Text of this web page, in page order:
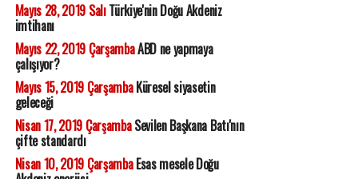
Mayıs 28, 2019 SalıTürkiye'nin Doğu Akdeniz
imtihanı
Mayıs 22, 2019 ÇarşambaABD ne yapmaya
çalışıyor?
Mayıs 15, 2019 ÇarşambaKüresel siyasetin
geleceği
Nisan 17, 2019 ÇarşambaSevilen Başkana Batı'nın
çifte standardı
Nisan 10, 2019 ÇarşambaEsas mesele Doğu